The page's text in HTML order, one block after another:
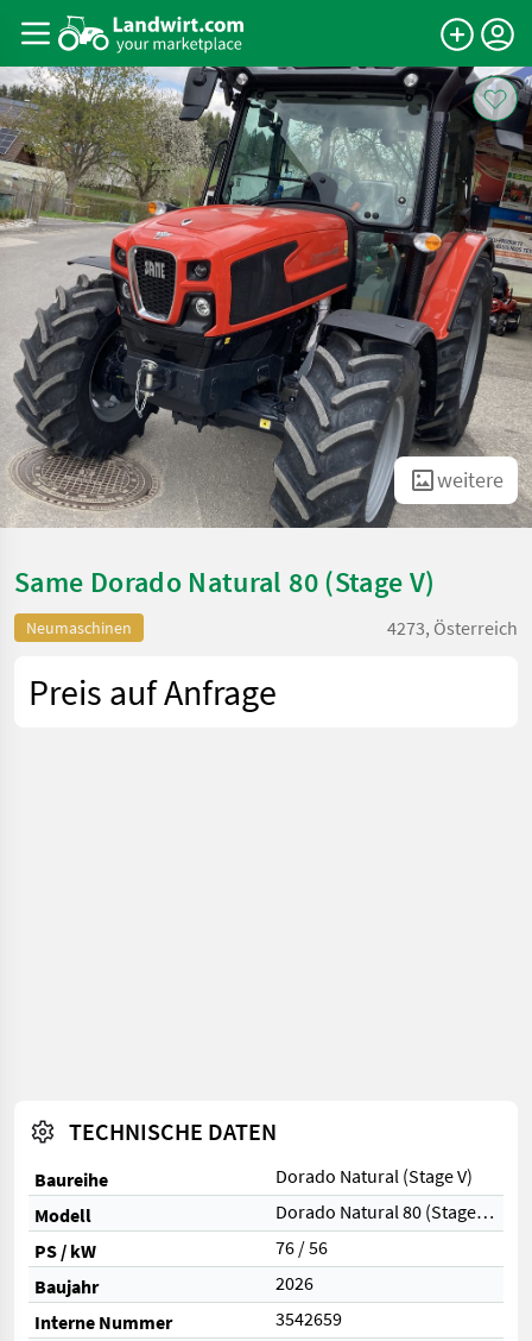
weitere
Same Dorado Natural 80 (Stage V)
Neumaschinen 4273, Österreich
Preis auf Anfrage
TECHNISCHE DATEN
Baureihe
Dorado Natural (Stage V)
Modell
Dorado Natural 80 (Stage V)
PS / kW
76 / 56
Baujahr
2026
Interne Nummer
3542659